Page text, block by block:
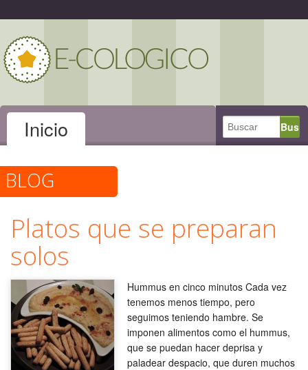
Inicio
BLOG
Platos que se preparan
solos
Hummus en cinco minutos Cada vez
tenemos menos tiempo, pero
seguimos teniendo hambre. Se
imponen alimentos como el hummus,
que se puedan hacer deprisa y
paladear despacio, que duren muchos